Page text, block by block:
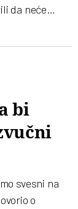
da neće
bi
svesni na
o